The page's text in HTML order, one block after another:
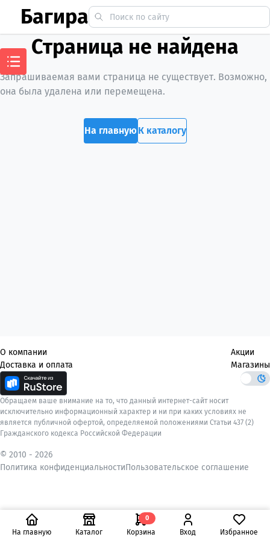
Багира
На главную Каталог
0
Корзина Вход Избранное
Страница не найдена
Запрашиваемая вами страница не существует. Возможно,
она была удалена или перемещена.
На главнуюК каталогу
О компании
Доставка и оплата
Акции
Магазины
Обращаем ваше внимание на то, что данный интернет-сайт носит
исключительно информационный характер и ни при каких условиях не
является публичной офертой, определяемой положениями Статьи 437 (2)
Гражданского кодекса Российской Федерации
© 2010 - 2026
Политика конфиденциальностиПользовательское соглашение